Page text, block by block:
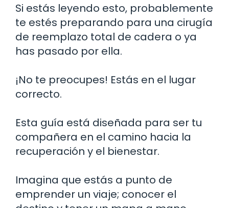
Si estás leyendo esto, probablemente
te estés preparando para una cirugía
de reemplazo total de cadera o ya
has pasado por ella.
¡No te preocupes! Estás en el lugar
correcto.
Esta guía está diseñada para ser tu
compañera en el camino hacia la
recuperación y el bienestar.
Imagina que estás a punto de
emprender un viaje; conocer el